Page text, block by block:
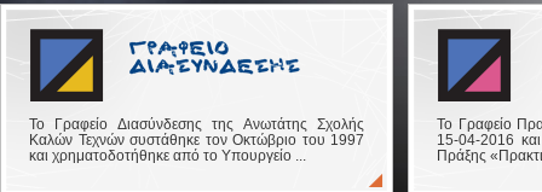
Το Γραφείο Διασύνδεσης της Ανωτάτης Σχολής
Καλών Τεχνών συστάθηκε τον Οκτώβριο του 1997
και χρηματοδοτήθηκε από το Υπουργείο ...
Το Γραφείο
15-04-2016
Πράξης